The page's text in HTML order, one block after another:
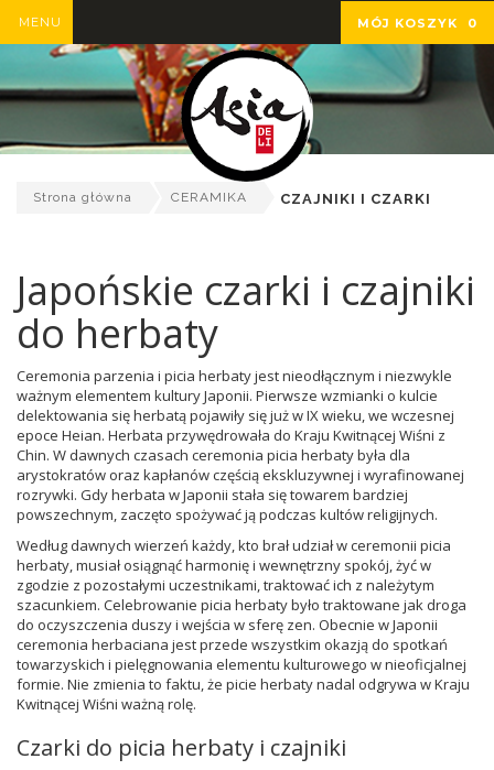
MÓJ KOSZYK 0
MENU
Strona główna CERAMIKA CZAJNIKI I CZARKI
Japońskie czarki i czajniki
do herbaty
Ceremonia parzenia i picia herbaty jest nieodłącznym i niezwykle
ważnym elementem kultury Japonii. Pierwsze wzmianki o kulcie
delektowania się herbatą pojawiły się już w IX wieku, we wczesnej
epoce Heian. Herbata przywędrowała do Kraju Kwitnącej Wiśni z
Chin. W dawnych czasach ceremonia picia herbaty była dla
arystokratów oraz kapłanów częścią ekskluzywnej i wyrafinowanej
rozrywki. Gdy herbata w Japonii stała się towarem bardziej
powszechnym, zaczęto spożywać ją podczas kultów religijnych.
Według dawnych wierzeń każdy, kto brał udział w ceremonii picia
herbaty, musiał osiągnąć harmonię i wewnętrzny spokój, żyć w
zgodzie z pozostałymi uczestnikami, traktować ich z należytym
szacunkiem. Celebrowanie picia herbaty było traktowane jak droga
do oczyszczenia duszy i wejścia w sferę zen. Obecnie w Japonii
ceremonia herbaciana jest przede wszystkim okazją do spotkań
towarzyskich i pielęgnowania elementu kulturowego w nieoficjalnej
formie. Nie zmienia to faktu, że picie herbaty nadal odgrywa w Kraju
Kwitnącej Wiśni ważną rolę.
Czarki do picia herbaty i czajniki